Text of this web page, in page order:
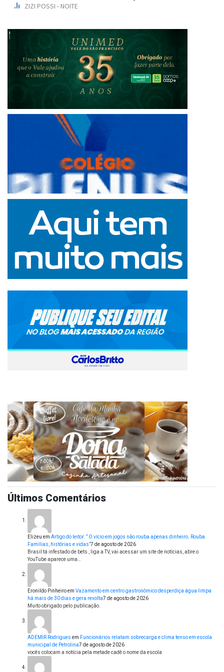
Últimos Comentários
Elizeu em Artigo do leitor: ” O vício em jogos não rouba apenas dinheiro. Rouba
Famílias, histórias e vidas”7 de agosto de 2026
Brasil tá infestado de bets , liga a TV, vai acessar um site de notícias, abre o
YouTube aparece uma…
Eronildo Pinheiroem Vazamento em centro gastronômico desperdiça água limpa
há mais de 30 dias e gera revolta7 de agosto de 2026
Muito obrigado pelo publicação.
ADEMIR Rodrigues em Funcionários relatam sobrecarga e clima tenso em escola
municipal de Petrolina7 de agosto de 2026
vocês colocam a notícia pela metade cadê o nome da escola